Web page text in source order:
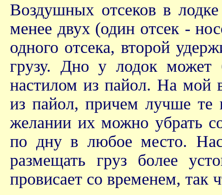
Воздушных отсеков в
менее двух (один отсек -
одного отсека, второй
грузу. Дно у лодок
настилом из пайол. На мой
из пайол, причем лучше
желании их можно убрать
по дну в любое место.
размещать груз более
провисает со временем, так